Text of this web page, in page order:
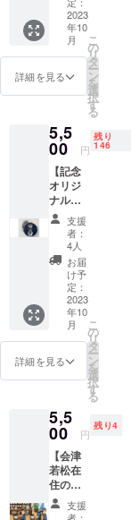
メール
にてお
知らせ
くださ
い。
までに
頂けれ
いま
す。
ニック
ネーム
でも構
いませ
んが１
０文字
以内と
させて
いただ
きま
す。
前掲
載！】
１.ご支
援のお
礼に
「記念
バッ
ジ」を
ご提
供！！
※１０
月まで
に郵送
いたし
ますの
でご支
援時に
送り先
をお知
らせく
ださ
い。 ２.
「ヒア
ロール
に「映
者のみ
なさ
ま」と
してお
2023
年10
月
詳細を見る
こ
の
リ
タ
ー
ン
を
選
択
す
る
5,5
00 円
残り
146
【記念
オリジ
ナル缶
バッ
ジ】＋
【作品
エンド
ロール
にお名
前掲
載！】
【Audie
nce
Voiceへ
「Audie
nce
Voice」
へのご
参加
10
月にオ
ンライ
支援
者：
4人
お届
け予
定：
2023
年10
月
詳細を見る
こ
の
リ
タ
ー
ン
を
選
択
す
る
5,5
00 円
残り4
【会津
若松在
住の方
限定
エキス
支援